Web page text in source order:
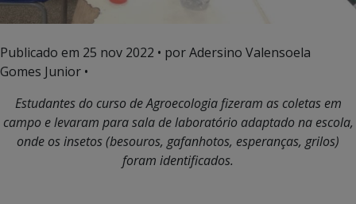
Publicado em 25 nov 2022 • por Adersino Valensoela
Gomes Junior •
Estudantes do curso de Agroecologia fizeram as coletas em
campo e levaram para sala de laboratório adaptado na escola,
onde os insetos (besouros, gafanhotos, esperanças, grilos)
foram identificados.